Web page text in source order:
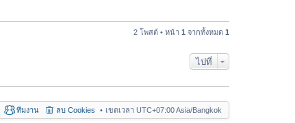
2 โพสต์ • หน้า 1 จากทั้งหมด 1
ไปที่
เขตเวลา UTC+07:00 Asia/Bangkok
ลบ Cookies
ทีมงาน